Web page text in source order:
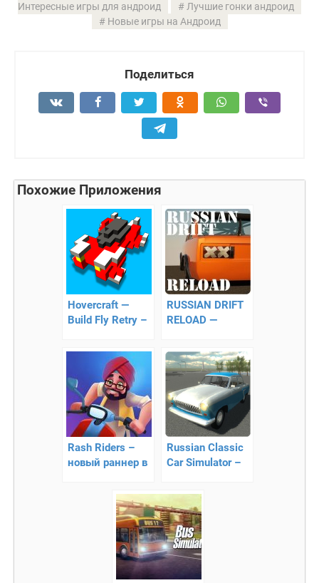
Интересные игры для андроид
Лучшие гонки андроид
Новые игры на Андроид
Поделиться
Похожие Приложения
Hovercraft —
Build Fly Retry –
пиксельных
кораблей!
RUSSIAN DRIFT
RELOAD —
королем дорог
Rash Riders –
новый раннер в
Russian Classic
Car Simulator –
ретро-
автомобилей